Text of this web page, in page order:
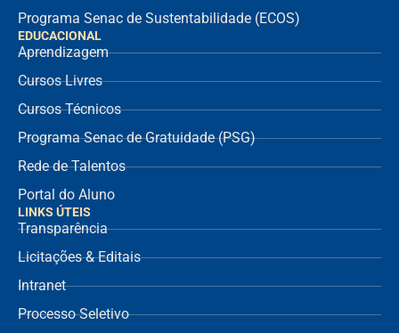
Programa Senac de Sustentabilidade (ECOS)
EDUCACIONAL
Aprendizagem
Cursos Livres
Cursos Técnicos
Programa Senac de Gratuidade (PSG)
Rede de Talentos
Portal do Aluno
LINKS ÚTEIS
Transparência
Licitações & Editais
Intranet
Processo Seletivo